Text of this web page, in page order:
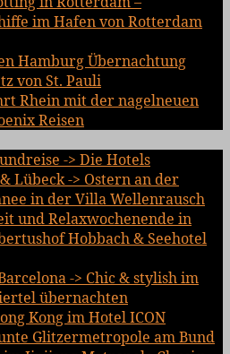
im Hafen von Rotterdam
Hamburg Übernachtung
von St. Pauli
Rhein mit der nagelneuen
Reisen
-> Die Hotels
Lübeck -> Ostern an der
in der Villa Wellenrausch
und Relaxwochenende in
Hobbach & Seehotel
-> Chic & stylish im
übernachten
Kong im Hotel ICON
Glitzermetropole am Bund